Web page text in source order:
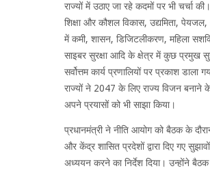
राज्यों में उठाए जा रहे कदमों पर भी चर्चा
शिक्षा और कौशल विकास, उद्यमिता,
में कमी, शासन, डिजिटलीकरण, महिला
साइबर सुरक्षा आदि के क्षेत्र में कुछ प्रमुख
सर्वोत्तम कार्य प्रणालियों पर प्रकाश डाला
राज्यों ने 2047 के लिए राज्य विजन बनाने
अपने प्रयासों को भी साझा किया।
प्रधानमंत्री ने नीति आयोग को बैठक के
और केंद्र शासित प्रदेशों द्वारा दिए गए
अध्ययन करने का निर्देश दिया। उन्होंने